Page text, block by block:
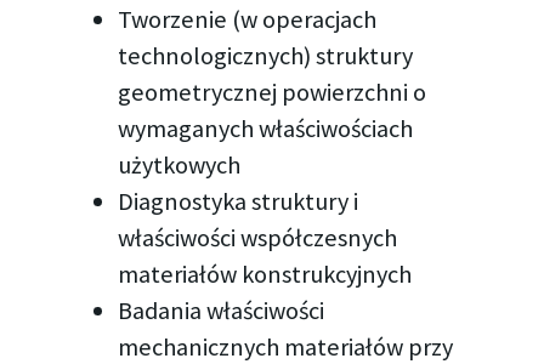
Tworzenie (w operacjach
technologicznych) struktury
geometrycznej powierzchni o
wymaganych właściwościach
użytkowych
Diagnostyka struktury i
właściwości współczesnych
materiałów konstrukcyjnych
Badania właściwości
mechanicznych materiałów przy